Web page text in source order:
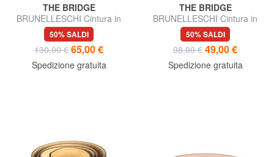
THE BRIDGE
BRUNELLESCHI Cintura in
pelle, accorciabile
50% SALDI
130,00 € 65,00 €
Spedizione gratuita
THE BRIDGE
BRUNELLESCHI Cintura in
pelle, accorciabile
50% SALDI
98,00 € 49,00 €
Spedizione gratuita